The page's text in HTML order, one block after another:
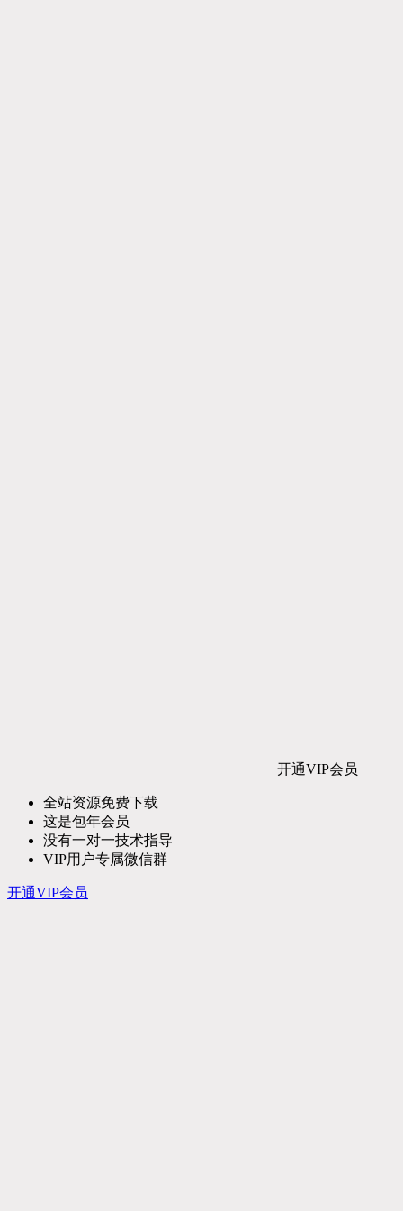
开通VIP会员
全站资源免费下载
这是包年会员
没有一对一技术指导
VIP用户专属微信群
开通VIP会员